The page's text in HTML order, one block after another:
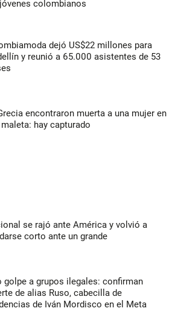
colombianos
dejó US$22 millones para
y reunió a 65.000 asistentes de 53
encontraron muerta a una mujer en
maleta: hay capturado
se rajó ante América y volvió a
corto ante un grande
golpe a grupos ilegales: confirman
de alias Ruso, cabecilla de
de Iván Mordisco en el Meta